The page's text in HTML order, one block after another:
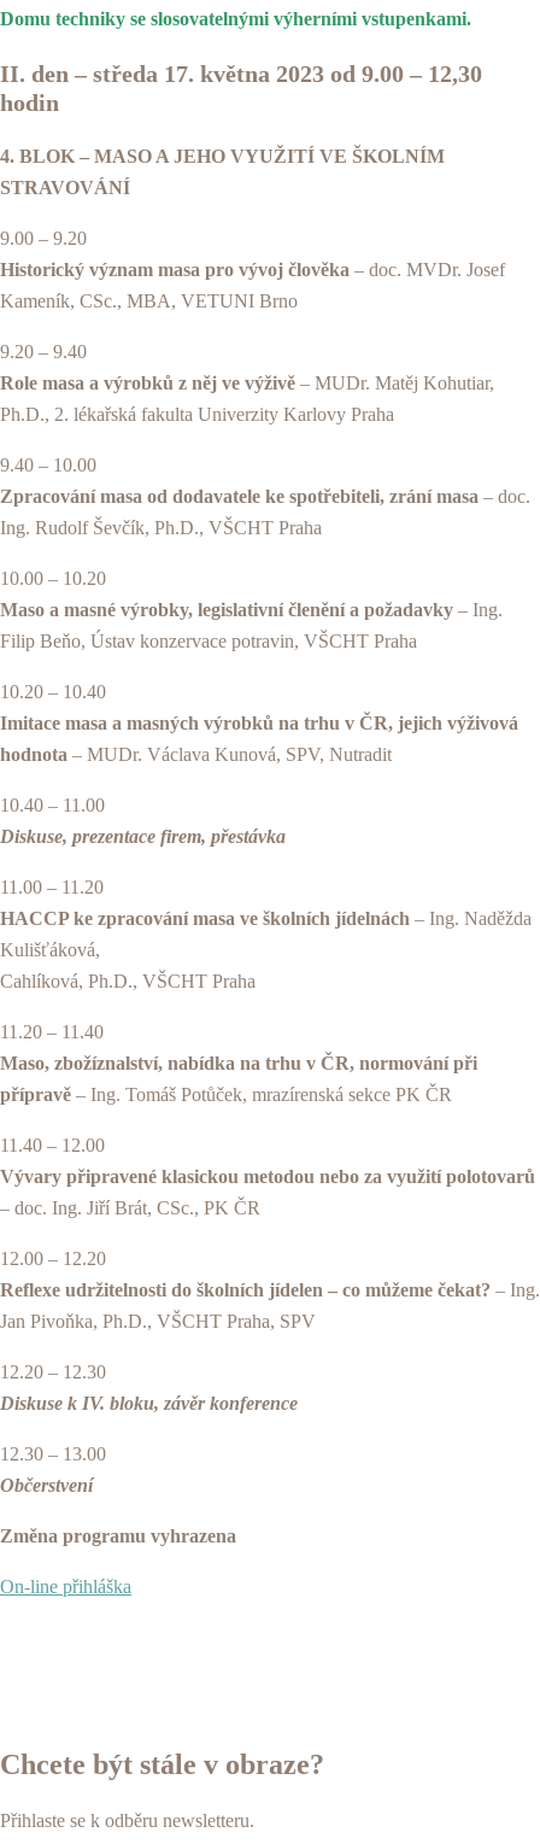
Domu techniky se slosovatelnými výherními vstupenkami.
II. den – středa 17. května 2023 od 9.00 – 12,30
hodin
4. BLOK – MASO A JEHO VYUŽITÍ VE ŠKOLNÍM
STRAVOVÁNÍ
9.00 – 9.20
Historický význam masa pro vývoj člověka – doc. MVDr. Josef
Kameník, CSc., MBA, VETUNI Brno
9.20 – 9.40
Role masa a výrobků z něj ve výživě – MUDr. Matěj Kohutiar,
Ph.D., 2. lékařská fakulta Univerzity Karlovy Praha
9.40 – 10.00
Zpracování masa od dodavatele ke spotřebiteli, zrání masa – doc.
Ing. Rudolf Ševčík, Ph.D., VŠCHT Praha
10.00 – 10.20
Maso a masné výrobky, legislativní členění a požadavky – Ing.
Filip Beňo, Ústav konzervace potravin, VŠCHT Praha
10.20 – 10.40
Imitace masa a masných výrobků na trhu v ČR, jejich výživová
hodnota – MUDr. Václava Kunová, SPV, Nutradit
10.40 – 11.00
Diskuse, prezentace firem, přestávka
11.00 – 11.20
HACCP ke zpracování masa ve školních jídelnách – Ing. Naděžda
Kulišťáková,
Cahlíková, Ph.D., VŠCHT Praha
11.20 – 11.40
Maso, zbožíznalství, nabídka na trhu v ČR, normování při
přípravě – Ing. Tomáš Potůček, mrazírenská sekce PK ČR
11.40 – 12.00
Vývary připravené klasickou metodou nebo za využití polotovarů
– doc. Ing. Jiří Brát, CSc., PK ČR
12.00 – 12.20
Reflexe udržitelnosti do školních jídelen – co můžeme čekat? – Ing.
Jan Pivoňka, Ph.D., VŠCHT Praha, SPV
12.20 – 12.30
Diskuse k IV. bloku, závěr konference
12.30 – 13.00
Občerstvení
Změna programu vyhrazena
On-line přihláška
Chcete být stále v obraze?
Přihlaste se k odběru newsletteru.